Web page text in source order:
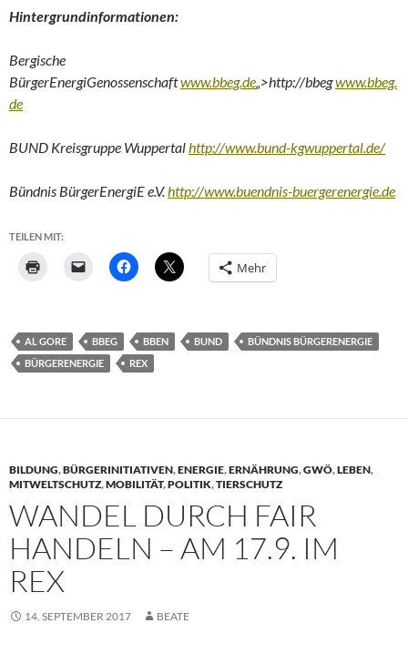
Hintergrundinformationen:
Bergische
BürgerEnergiGenossenschaftwww.bbeg.de „>http://bbegwww.bbeg.
de
BUND Kreisgruppe Wuppertal http://www.bund-kgwuppertal.de/
Bündnis BürgerEnergiE e.V. http://www.buendnis-buergerenergie.de
TEILEN MIT:
Mehr
AL GORE BBEG BBEN BUND
BÜNDNIS BÜRGERENERGIE
BÜRGERENERGIE
REX
BILDUNG,BÜRGERINITIATIVEN,ENERGIE,ERNÄHRUNG,GWÖ,LEBEN,
MITWELTSCHUTZ,MOBILITÄT,POLITIK,TIERSCHUTZ
WANDEL DURCH FAIR
HANDELN – AM 17.9. IM
REX
14. SEPTEMBER 2017 BEATE